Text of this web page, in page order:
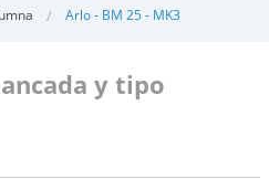
Arlo - BM 25 - MK3
y tipo